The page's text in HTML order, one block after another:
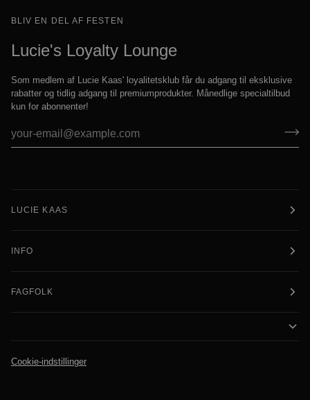
BLIV EN DEL AF FESTEN
Lucie's Loyalty Lounge
Som medlem af Lucie Kaas' loyalitetsklub får du adgang til eksklusive
rabatter og tidlig adgang til premiumprodukter. Månedlige specialtilbud
kun for abonnenter!
LUCIE KAAS
INFO
FAGFOLK
Cookie-indstillinger